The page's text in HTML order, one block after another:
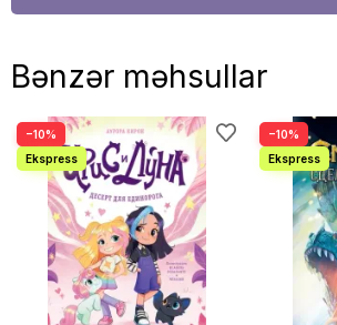
Bənzər məhsullar
−10% −10%